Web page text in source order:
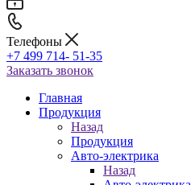
Телефоны
+7 499 714- 51-35
Заказать звонок
Главная
Продукция
Назад
Продукция
Авто-электрика
Назад